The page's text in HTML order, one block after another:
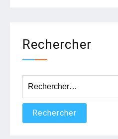
Rechercher